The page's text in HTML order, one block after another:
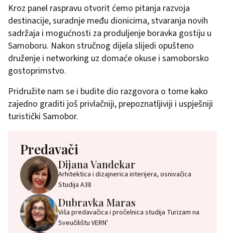
Kroz panel raspravu otvorit ćemo pitanja razvoja
destinacije, suradnje među dionicima, stvaranja novih
sadržaja i mogućnosti za produljenje boravka gostiju u
Samoboru. Nakon stručnog dijela slijedi opušteno
druženje i networking uz domaće okuse i samoborsko
gostoprimstvo.
Pridružite nam se i budite dio razgovora o tome kako
zajedno graditi još privlačniji, prepoznatljiviji i uspješniji
turistički Samobor.
Predavači
Dijana Vandekar
Arhitektica i dizajnerica interijera, osnivačica
Studija A38
Dubravka Maras
Viša predavačica i pročelnica studija Turizam na
Sveučilištu VERN'